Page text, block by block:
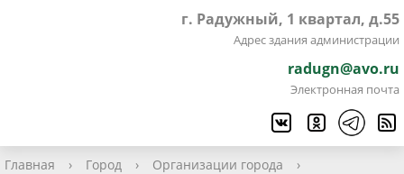
г. Радужный, 1 квартал, д.55
Адрес здания администрации
radugn@avo.ru
Электронная почта
Главная › Город › Организации города
›